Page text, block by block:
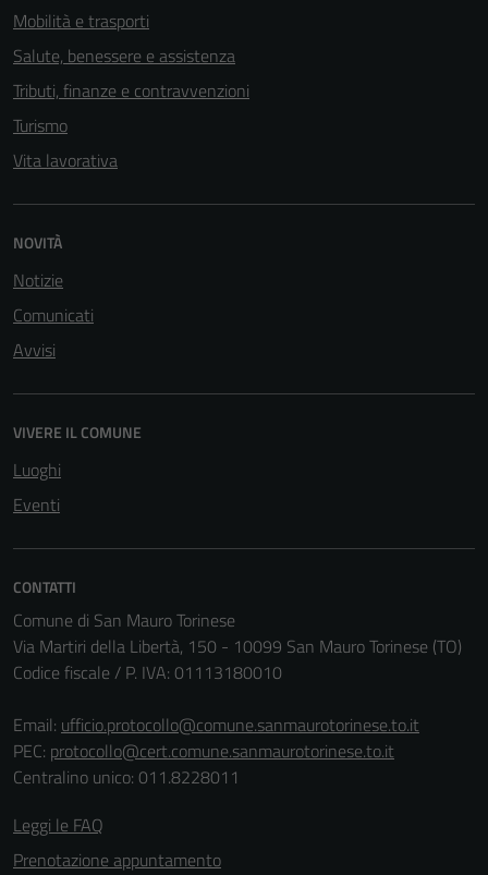
Mobilità e trasporti
Salute, benessere e assistenza
Tributi, finanze e contravvenzioni
Turismo
Vita lavorativa
NOVITÀ
Notizie
Comunicati
Avvisi
VIVERE IL COMUNE
Luoghi
Eventi
CONTATTI
Comune di San Mauro Torinese
Via Martiri della Libertà, 150 - 10099 San Mauro Torinese (TO)
Codice fiscale / P. IVA: 01113180010
Email: ufficio.protocollo@comune.sanmaurotorinese.to.it
PEC: protocollo@cert.comune.sanmaurotorinese.to.it
Centralino unico: 011.8228011
Leggi le FAQ
Prenotazione appuntamento